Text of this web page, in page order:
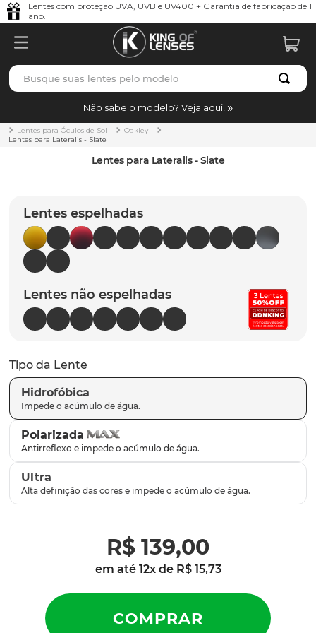
Lentes com proteção UVA, UVB e UV400 + Garantia de fabricação de 1
ano.
Busque suas lentes pelo modelo
Não sabe o modelo? Veja aqui!
Lentes para Óculos de Sol
Oakley
Lentes para Lateralis - Slate
Lentes para Lateralis - Slate
Lentes espelhadas
Lentes não espelhadas
Tipo da Lente
Hidrofóbica
Polarizada
Ultra
R$ 139,00
em até 12x de R$ 15,73
TERMOS MAIS BUSCADOS
1º borrachas
holbrook
5º chaves
6º t-shock
7º gasket
8º parafusos
9º latch